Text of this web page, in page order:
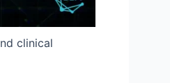
clinical